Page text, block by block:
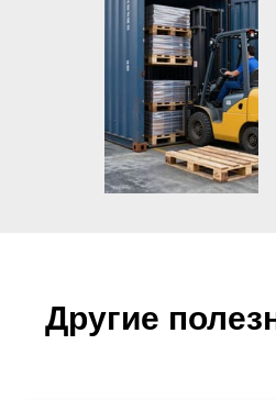
Другие